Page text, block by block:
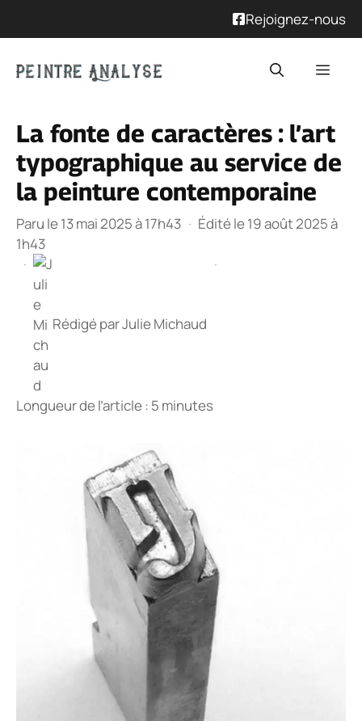
Rejoignez-nous
La fonte de caractères : l’art
typographique au service de
la peinture contemporaine
Paru le 13 mai 2025 à 17h43 · Édité le 19 août 2025 à
1h43
·
Rédigé parJulie Michaud
·
Longueur de l’article : 5 minutes